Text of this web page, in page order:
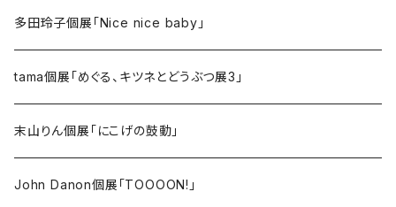
多田玲子個展「Nice nice baby」
tama個展「めぐる、キツネとどうぶつ展3」
末山りん個展「にこげの鼓動」
John Danon個展「TOOOON!」